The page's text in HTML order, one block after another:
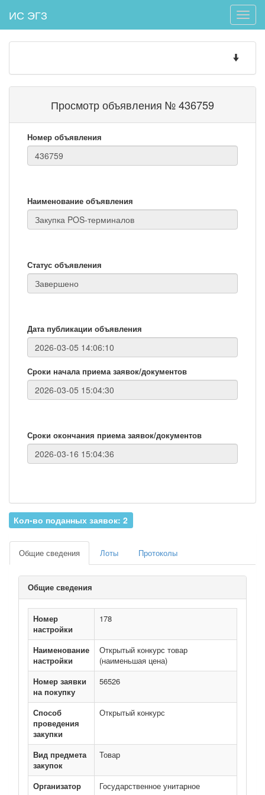
Toggle
ИС ЭГЗ
Toggle
Просмотр объявления № 436759
Номер объявления
Наименование объявления
Статус объявления
Дата публикации объявления
Сроки начала приема заявок/документов
Сроки окончания приема заявок/документов
Кол-во поданных заявок: 2
Общие сведения Лоты Протоколы
Общие сведения
Номер
настройки
178
Наименование
настройки
Открытый конкурс товар
(наименьшая цена)
Номер заявки
на покупку
56526
Способ
проведения
закупки
Открытый конкурс
Вид предмета
закупок
Товар
Организатор
Государственное унитарное